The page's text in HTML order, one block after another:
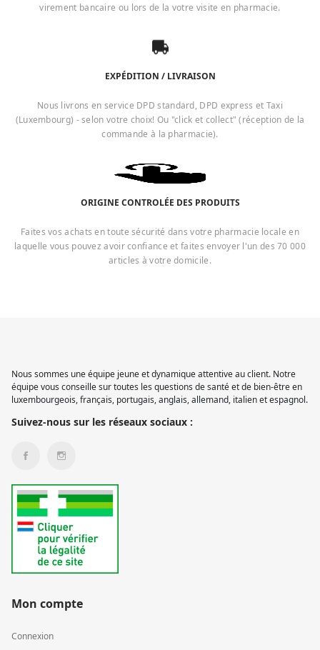
virement bancaire ou lors de la votre visite en pharmacie.
EXPÉDITION / LIVRAISON
Nous livrons en service DPD standard, DPD express et Taxi
(Luxembourg) - selon votre choix! Ou "click et collect" (réception de la
commande à la pharmacie).
ORIGINE CONTROLÉE DES PRODUITS
Faites vos achats en toute sécurité dans votre pharmacie locale en
laquelle vous pouvez avoir confiance et faites envoyer l'un des 70 000
articles à votre domicile.
Nous sommes une équipe jeune et dynamique attentive au client. Notre
équipe vous conseille sur toutes les questions de santé et de bien-être en
luxembourgeois, français, portugais, anglais, allemand, italien et espagnol.
Suivez-nous sur les réseaux sociaux :
Mon compte
Connexion